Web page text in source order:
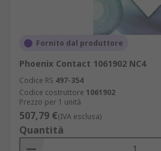
Fornito dal produttore
Phoenix Contact 1061902 NC4
Codice RS 497-354
Codice costruttore 1061902
Prezzo per 1 unità
507,79 €(IVA esclusa)
Quantità